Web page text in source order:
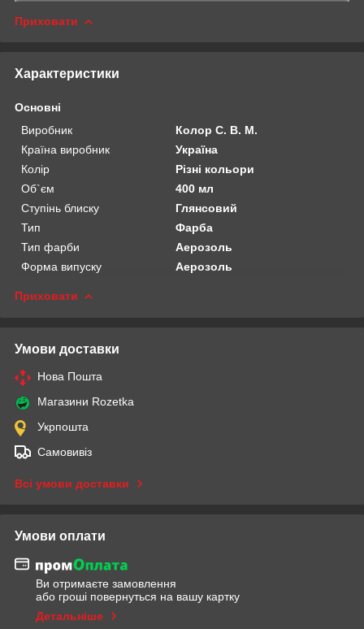
Приховати
Характеристики
Основні
Виробник
Колор С. В. М.
Країна виробник
Україна
Колір
Різні кольори
Об`єм
400 мл
Ступінь блиску
Глянсовий
Тип
Фарба
Тип фарби
Аерозоль
Форма випуску
Аерозоль
Приховати
Умови доставки
Нова Пошта
Магазини Rozetka
Укрпошта
Самовивіз
Всі умови доставки
Умови оплати
Ви отримаєте замовлення
або гроші повернуться на вашу картку
Детальніше